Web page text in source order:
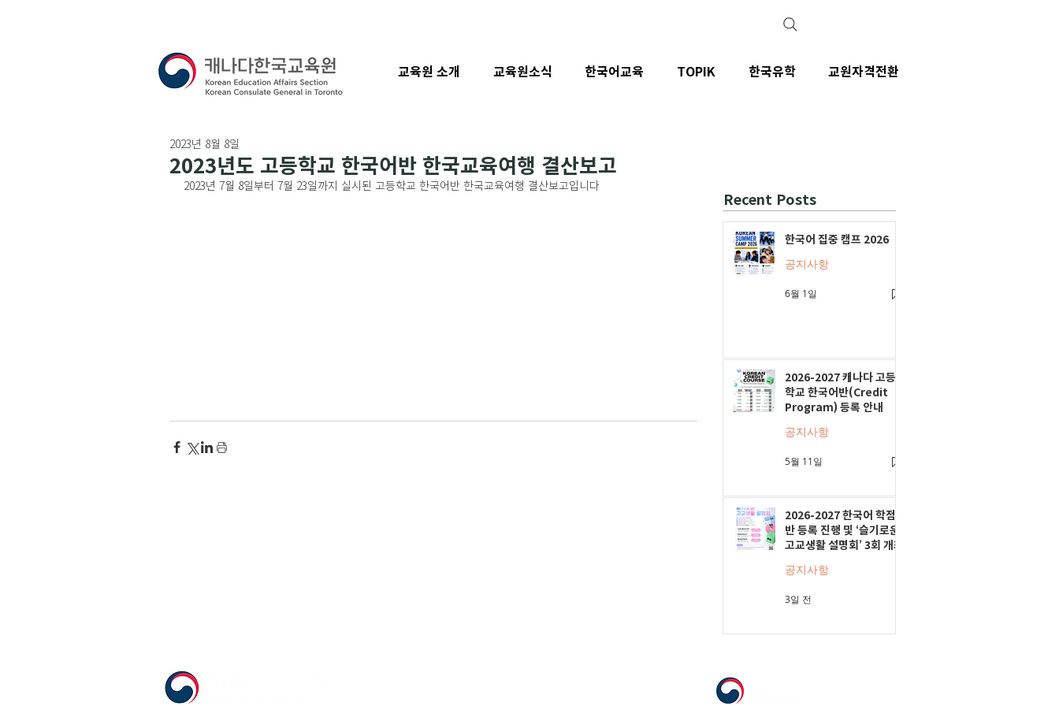
2023년도 고등학교 한국어반 한국교육여행 결산보고
2023년 8월 8일
2023년 7월 8일부터 7월 23일까지 실시된 고등학교 한국어반 한국교육여행 결산보고입니다
Recent Posts
한국어 집중 캠프 2026
공지사항
6월 1일
2026-2027 캐나다 고등
학교 한국어반(Credit
Program) 등록 안내
공지사항
5월 11일
2026-2027 한국어 학점
반 등록 진행 및 ‘슬기로운
고교생활 설명회’ 3회 개최
공지사항
3일 전
교육원 소개 교육원소식 한국어교육 TOPIK 한국유학 교원자격전환